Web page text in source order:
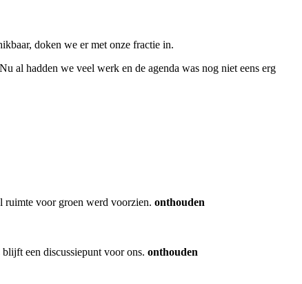
doken we er met onze fractie in.
al hadden we veel werk en de agenda was nog niet eens erg
ruimte voor groen werd voorzien. onthouden
een discussiepunt voor ons. onthouden